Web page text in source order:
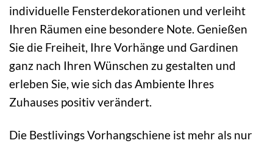
individuelle Fensterdekorationen und verleiht
Ihren Räumen eine besondere Note. Genießen
Sie die Freiheit, Ihre Vorhänge und Gardinen
ganz nach Ihren Wünschen zu gestalten und
erleben Sie, wie sich das Ambiente Ihres
Zuhauses positiv verändert.
Die Bestlivings Vorhangschiene ist mehr als nur